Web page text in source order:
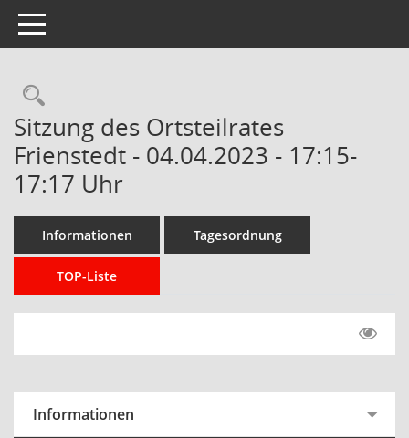
Toggle navigation
Rechercheauswahl
Sitzung des Ortsteilrates
Frienstedt - 04.04.2023 - 17:15-
17:17 Uhr
Informationen Tagesordnung
TOP-Liste
Informationen